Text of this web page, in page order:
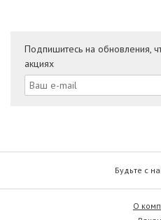
Подпишитесь на обновления,
акциях
Будьте с
О